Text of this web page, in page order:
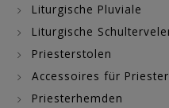
Liturgische Pluviale
Liturgische
Priesterstolen
Accessoires für Priester
Priesterhemden